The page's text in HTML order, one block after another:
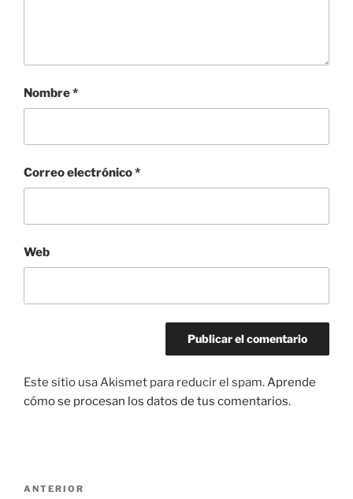
Nombre*
Correo electrónico*
Web
Este sitio usa Akismet para reducir el spam.Aprende
cómo se procesan los datos de tus comentarios.
Navegación
Entrada
ANTERIOR